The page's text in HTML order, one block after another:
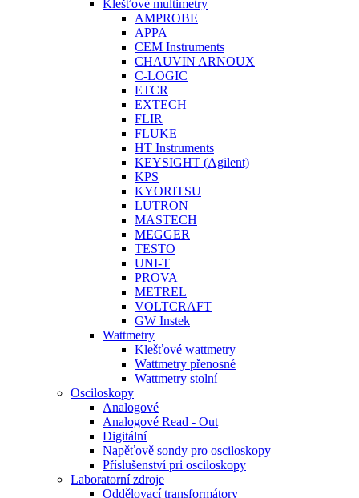
Klešťové multimetry
AMPROBE
APPA
CEM Instruments
CHAUVIN ARNOUX
C-LOGIC
ETCR
EXTECH
FLIR
FLUKE
HT Instruments
KEYSIGHT (Agilent)
KPS
KYORITSU
LUTRON
MASTECH
MEGGER
TESTO
UNI-T
PROVA
METREL
VOLTCRAFT
GW Instek
Wattmetry
Klešťové wattmetry
Wattmetry přenosné
Wattmetry stolní
Osciloskopy
Analogové
Analogové Read - Out
Digitální
Napěťově sondy pro osciloskopy
Příslušenství pri osciloskopy
Laboratorní zdroje
Oddělovací transformátory